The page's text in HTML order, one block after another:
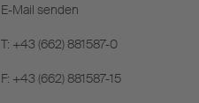
E-Mail senden
T: +43 (662) 881587-0
F: +43 (662) 881587-15